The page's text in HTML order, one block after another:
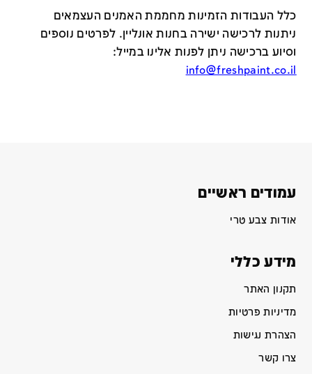
כלל העבודות הזמינות מחממת האמנים העצמאים
ניתנות לרכישה ישירה בחנות אונליין. לפרטים נוספים
וסיוע ברכישה ניתן לפנות אלינו במייל:
info@freshpaint.co.il
עמודים ראשיים
אודות צבע טרי
מידע כללי
תקנון האתר
מדיניות פרטיות
הצהרת נגישות
צרו קשר